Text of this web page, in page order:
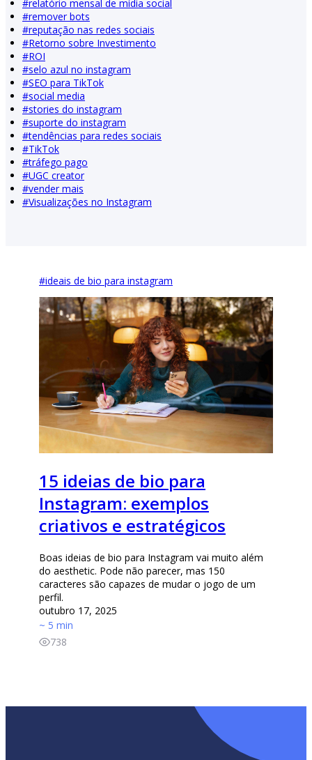
#relatório mensal de mídia social
#remover bots
#reputação nas redes sociais
#Retorno sobre Investimento
#ROI
#selo azul no instagram
#SEO para TikTok
#social media
#stories do instagram
#suporte do instagram
#tendências para redes sociais
#TikTok
#tráfego pago
#UGC creator
#vender mais
#Visualizações no Instagram
#ideais de bio para instagram
15 ideias de bio para
Instagram: exemplos
criativos e estratégicos
Boas ideias de bio para Instagram vai muito além
do aesthetic. Pode não parecer, mas 150
caracteres são capazes de mudar o jogo de um
perfil.
outubro 17, 2025
~ 5 min
738